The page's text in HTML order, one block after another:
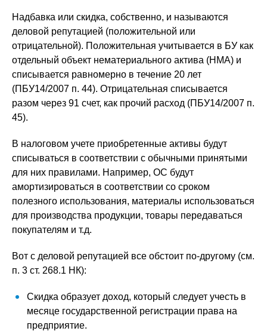
Надбавка или скидка, собственно, и называются
деловой репутацией (положительной или
отрицательной). Положительная учитывается в БУ как
отдельный объект нематериального актива (НМА) и
списывается равномерно в течение 20 лет
(ПБУ14/2007 п. 44). Отрицательная списывается
разом через 91 счет, как прочий расход (ПБУ14/2007 п.
45).
В налоговом учете приобретенные активы будут
списываться в соответствии с обычными принятыми
для них правилами. Например, ОС будут
амортизироваться в соответствии со сроком
полезного использования, материалы использоваться
для производства продукции, товары передаваться
покупателям и т.д.
Вот с деловой репутацией все обстоит по-другому (см.
п. 3 ст. 268.1 НК):
Скидка образует доход, который следует учесть в
месяце государственной регистрации права на
предприятие.